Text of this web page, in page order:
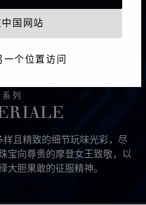
中国网站
一个位置访问
系列
样且精致的细节玩味光彩，尽
宝向尊贵的摩登女王致敬，以
大胆果敢的征服精神。